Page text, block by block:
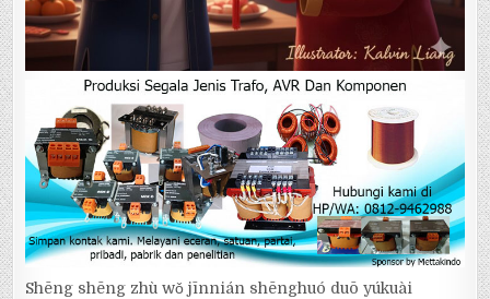
Shēng shēng zhù wǒ jīnnián shēnghuó duō yúkuài